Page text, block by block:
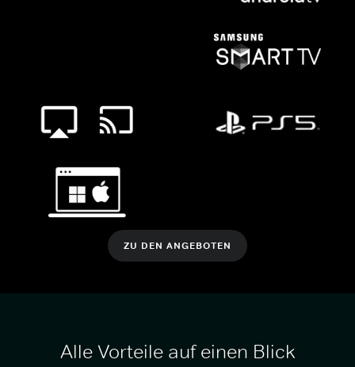
ZU DEN ANGEBOTEN
Alle Vorteile auf einen Blick